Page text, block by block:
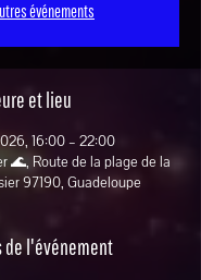
événements
et lieu
16:00 – 22:00
🌊, Route de la plage de la
97190, Guadeloupe
de l'événement